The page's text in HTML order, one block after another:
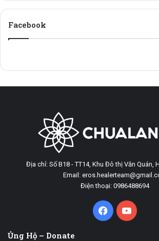
Facebook
Địa chỉ: Số B18 - TT14, Khu Đô thị Văn Quán,
Email:
Điện thoại: 0986488694
Facebook
Ủng Hộ – Donate